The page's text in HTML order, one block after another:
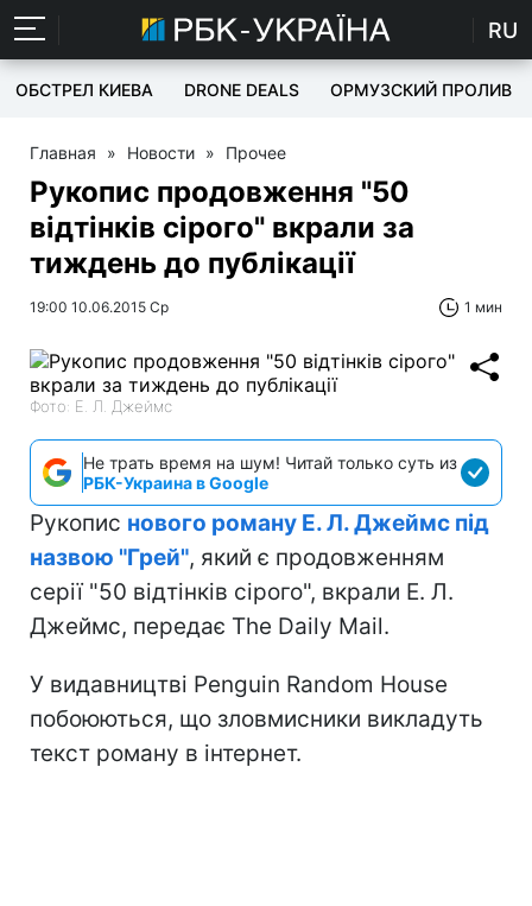
RU
ОБСТРЕЛ КИЕВА DRONE DEALS ОРМУЗСКИЙ ПРОЛИВ
Главная » Новости » Прочее
Рукопис продовження "50
відтінків сірого" вкрали за
тиждень до публікації
19:00 10.06.2015 Ср 1 мин
Фото: Е. Л. Джеймс
Не трать время на шум! Читай только суть из
РБК-Украина в Google
Рукопис нового роману Е. Л. Джеймс під
назвою "Грей", який є продовженням
серії "50 відтінків сірого", вкрали Е. Л.
Джеймс, передає The Daily Mail.
У видавництві Penguin Random House
побоюються, що зловмисники викладуть
текст роману в інтернет.